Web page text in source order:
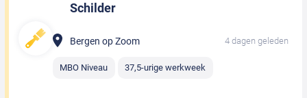
Schilder
Bergen op Zoom 4 dagen geleden
MBO Niveau 37,5-urige werkweek